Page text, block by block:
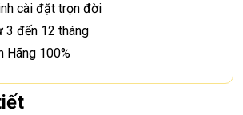
cài đặt trọn đời
3 đến 12 tháng
Hãng 100%